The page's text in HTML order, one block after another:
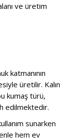
ve üretim
katmanının
üretilir. Kalın
kumaş türü,
edilmektedir.
sunarken
hem ev